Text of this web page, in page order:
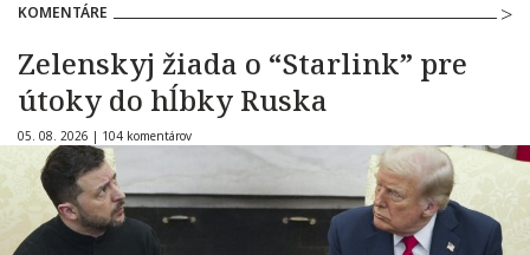
KOMENTÁRE
Zelenskyj žiada o “Starlink” pre
útoky do hĺbky Ruska
05. 08. 2026 | 104 komentárov